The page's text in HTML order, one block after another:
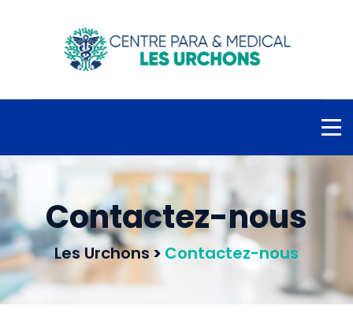
Contactez-nous
Les Urchons> Contactez-nous